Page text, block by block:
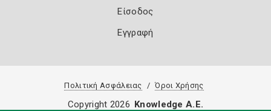
Είσοδος
Εγγραφή
Πολιτική Ασφάλειας Όροι Χρήσης
Copyright 2026 Knowledge A.E.